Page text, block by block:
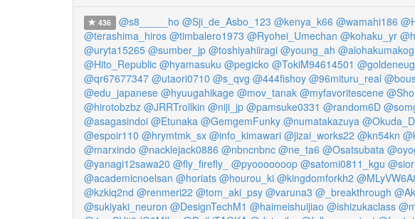
436 @s8_____ho @Sji_de_Asbo_123 @kenya_k66 @wamahi186
@terashima_hiros @timbalero1973 @Ryohei_Umechan @kohaku_yr
@uryta15265 @sumber_jp @toshiyahiiragi @young_ah
@Hito_Republic @hyamasuku @pegicko @TokiM94614501
@qr67677347 @utaori0710 @s_qvg @444fishoy @96mituru_real
@edu_japanese @hyuugahikage @mov_tanak @myfavoritescene
@hirotobzbz @JRRTrollkin @niji_jp @pamsuke0331 @random6D
@asagasindoi @Etunaka @GemgemFunky @numatakazuya
@espoir110 @hrymtmk_sx @info_kimawari @jizai_works22 @kn54kn
@marxindo @nacklejack0886 @nbncnbnc @ne_ta6 @Osatsubata
@yanagi12sawa20 @fly_firefly_ @pyooooooop @satomi0811_kgu
@academicnoelsan @horiats @hourou_ki @kingdomforkh2
@kzkiq2nd @renmeri22 @tom_aki_psy @varuna3 @_breakthrough
@sukiyaki_neuron @DesignTechM1 @haimeishuijiao @ishizukaclass